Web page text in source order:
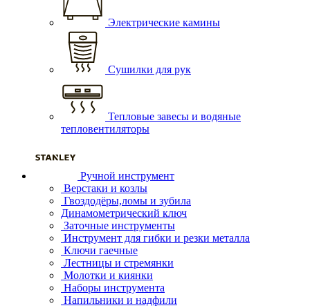
Электрические камины
Сушилки для рук
Тепловые завесы и водяные
тепловентиляторы
Ручной инструмент
Верстаки и козлы
Гвоздодёры,ломы и зубила
Динамометрический ключ
Заточные инструменты
Инструмент для гибки и резки металла
Ключи гаечные
Лестницы и стремянки
Молотки и киянки
Наборы инструмента
Напильники и надфили